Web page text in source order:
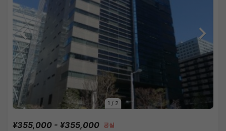
1 / 2
¥355,000 - ¥355,000 공실